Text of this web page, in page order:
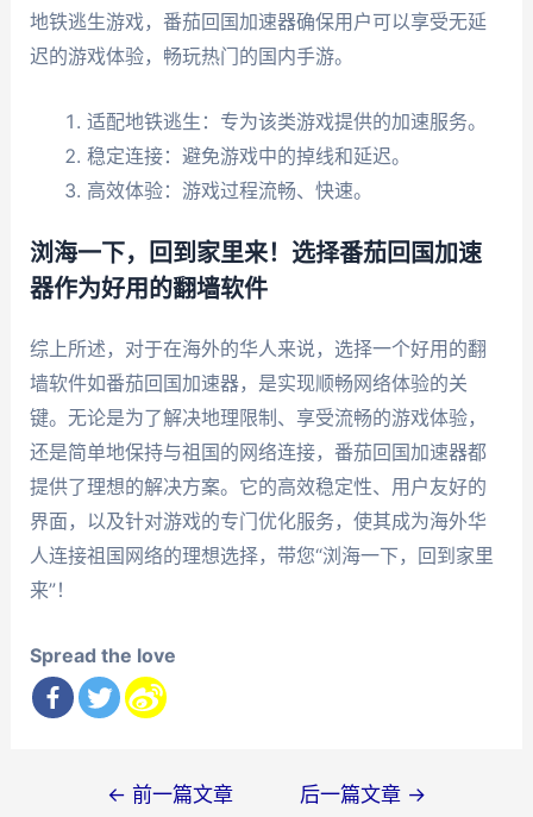
地铁逃生游戏，番茄回国加速器确保用户可以享受无延
迟的游戏体验，畅玩热门的国内手游。
适配地铁逃生：专为该类游戏提供的加速服务。
稳定连接：避免游戏中的掉线和延迟。
高效体验：游戏过程流畅、快速。
浏海一下，回到家里来！选择番茄回国加速
器作为好用的翻墙软件
综上所述，对于在海外的华人来说，选择一个好用的翻
墙软件如番茄回国加速器，是实现顺畅网络体验的关
键。无论是为了解决地理限制、享受流畅的游戏体验，
还是简单地保持与祖国的网络连接，番茄回国加速器都
提供了理想的解决方案。它的高效稳定性、用户友好的
界面，以及针对游戏的专门优化服务，使其成为海外华
人连接祖国网络的理想选择，带您“浏海一下，回到家里
来”！
Spread the love
← 前一篇文章 后一篇文章 →